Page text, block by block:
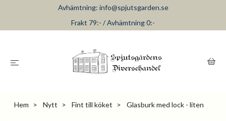
Avhämtning: info@spjutsgarden.se
Frakt 79:- / Avhämtning 0:-
Hem Nytt Fint till köket Glasburk med lock - liten